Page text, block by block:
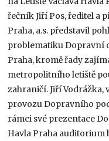
řečník Jiří Pos, ředitel a
Praha, a.s. představil
problematiku Dopravní
Praha, kromě řady
metropolitního letiště
zahraničí. Jiří
provozu Dopravního
rámci své prezentace
Havla Praha